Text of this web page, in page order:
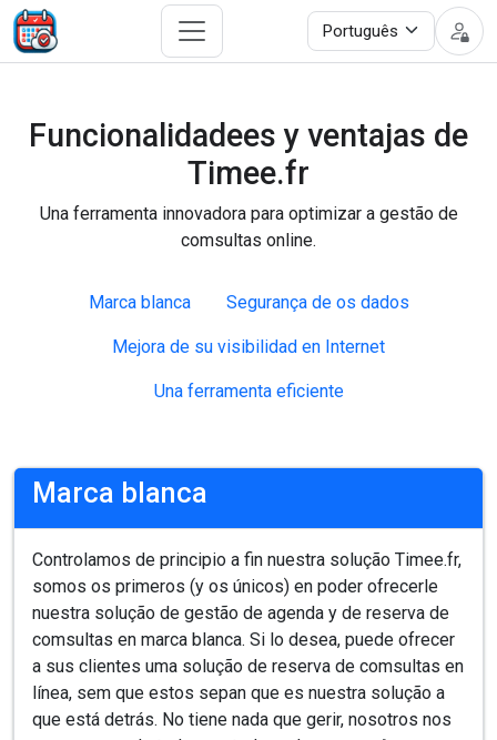
Funcionalidadees y ventajas de
Timee.fr
Una ferramenta innovadora para optimizar a gestão de
comsultas online.
Marca blanca Segurança de os dados
Mejora de su visibilidad en Internet
Una ferramenta eficiente
Marca blanca
Controlamos de principio a fin nuestra solução Timee.fr,
somos os primeros (y os únicos) en poder ofrecerle
nuestra solução de gestão de agenda y de reserva de
comsultas en marca blanca. Si lo desea, puede ofrecer
a sus clientes uma solução de reserva de comsultas en
línea, sem que estos sepan que es nuestra solução a
que está detrás. No tiene nada que gerir, nosotros nos